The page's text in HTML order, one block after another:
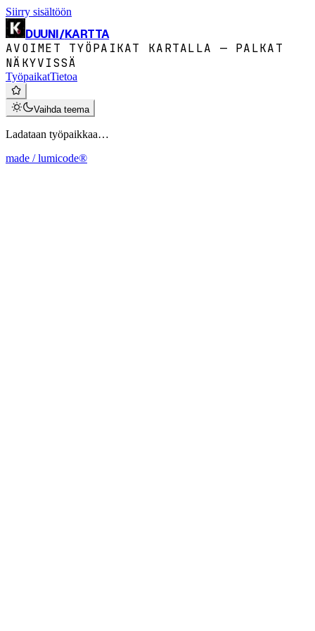
Siirry sisältöön
DUUNI/KARTTA
AVOIMET TYÖPAIKAT KARTALLA — PALKAT
NÄKYVISSÄ
TyöpaikatTietoa
Vaihda teema
Ladataan työpaikkaa…
made / lumicode®